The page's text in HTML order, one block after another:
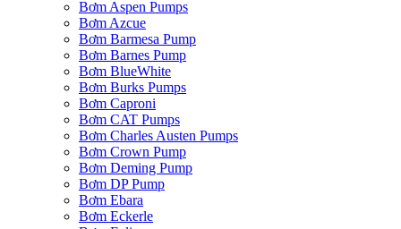
Bơm Aspen Pumps
Bơm Azcue
Bơm Barmesa Pump
Bơm Barnes Pump
Bơm BlueWhite
Bơm Burks Pumps
Bơm Caproni
Bơm CAT Pumps
Bơm Charles Austen Pumps
Bơm Crown Pump
Bơm Deming Pump
Bơm DP Pump
Bơm Ebara
Bơm Eckerle